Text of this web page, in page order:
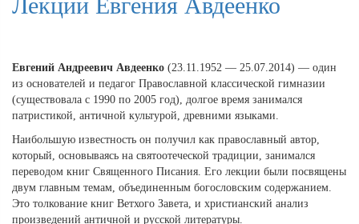
Лекции Евгения Авдеенко
Евгений Андреевич Авдеенко (23.11.1952 — 25.07.2014) — один
из основателей и педагог Православной классической гимназии
(существовала с 1990 по 2005 год), долгое время занимался
патристикой, античной культурой, древними языками.
Наибольшую известность он получил как православный автор,
который, основываясь на святоотеческой традиции, занимался
переводом книг Священного Писания. Его лекции были посвящены
двум главным темам, объединенным богословским содержанием.
Это толкование книг Ветхого Завета, и христианский анализ
произведений античной и русской литературы.